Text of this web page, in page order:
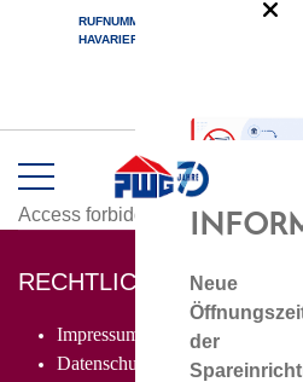
RUFNUMMER BEI DRINGENDEN
HAVARIEFÄLLEN
Access forbidden!
RECHTLICHES
Impressum
Datenschutz
Neue
der